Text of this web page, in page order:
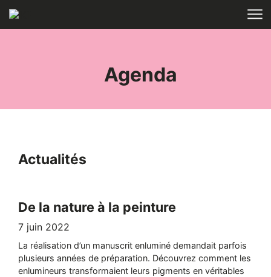
Aller au contenu
Agenda
Actualités
De la nature à la peinture
7 juin 2022
La réalisation d’un manuscrit enluminé demandait parfois
plusieurs années de préparation. Découvrez comment les
enlumineurs transformaient leurs pigments en véritables